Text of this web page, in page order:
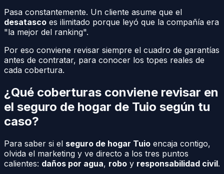
Pasa constantemente. Un cliente asume que el
desatasco es ilimitado porque leyó que la compañía era
"la mejor del ranking".
Por eso conviene revisar siempre el cuadro de garantías
antes de contratar, para conocer los topes reales de
cada cobertura.
¿Qué coberturas conviene revisar en
el seguro de hogar de Tuio según tu
caso?
Para saber si el seguro de hogar Tuio encaja contigo,
olvida el marketing y ve directo a los tres puntos
calientes: daños por agua, robo y responsabilidad civil.